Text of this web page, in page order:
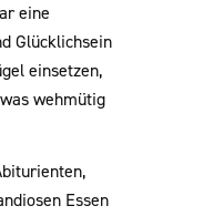
eine
Glücklichsein
einsetzen,
wehmütig
Essen